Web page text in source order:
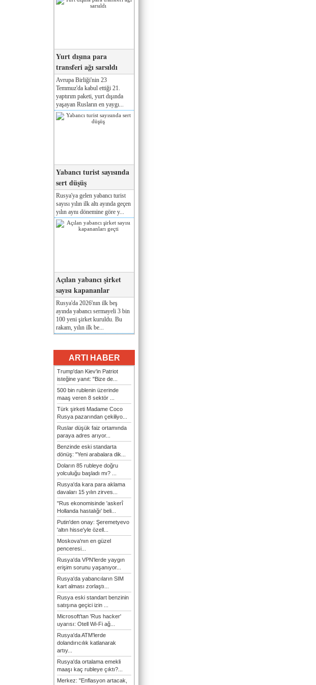
Yurt dışına para
transferi ağı sarsıldı
Avrupa Birliği'nin 23
Temmuz'da kabul ettiği 21.
yaptırım paketi, yurt dışında
yaşayan Rusların en yaygı...
Yabancı turist sayısında
sert düşüş
Rusya'ya gelen yabancı turist
sayısı yılın ilk altı ayında geçen
yılın aynı dönemine göre y...
Açılan yabancı şirket
sayısı kapananlar
Rusya'da 2026'nın ilk beş
ayında yabancı sermayeli 3 bin
100 yeni şirket kuruldu. Bu
rakam, yılın ilk be...
ARTI HABER
Trump'dan Kiev'in Patriot
isteğine yanıt: "Bize de...
500 bin rublenin üzerinde
maaş veren 8 sektör ...
Türk şirketi Madame Coco
Rusya pazarından çekiliyo...
Ruslar düşük faiz ortamında
paraya adres arıyor...
Benzinde eski standarta
dönüş: "Yeni arabalara dik...
Doların 85 rubleye doğru
yolculuğu başladı mı? ...
Rusya'da kara para aklama
davaları 15 yılın zirves...
"Rus ekonomisinde 'askerî
Hollanda hastalığı' beli...
Putin'den onay: Şeremetyevo
'altın hisse'yle özell...
Moskova'nın en güzel
penceresi...
Rusya'da VPN'lerde yaygın
erişim sorunu yaşanıyor...
Rusya'da yabancıların SIM
kart alması zorlaştı...
Rusya eski standart benzinin
satışına geçici izin ...
Microsoft'tan 'Rus hacker'
uyarısı: Otell Wi-Fi ağ...
Rusya'da ATM'lerde
dolandırıcılık katlanarak
artıy...
Rusya'da ortalama emekli
maaşı kaç rubleye çıktı?...
Merkez: "Enflasyon artacak,